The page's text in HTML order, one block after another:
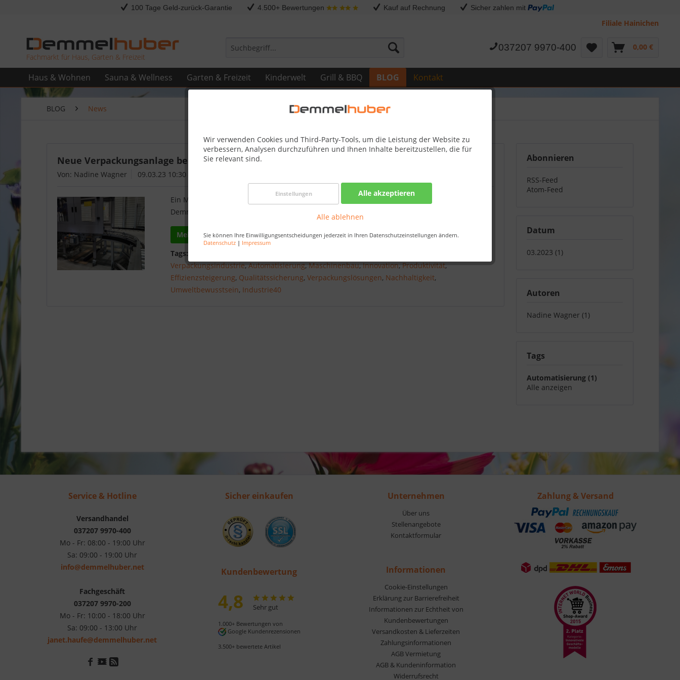
100 Tage Geld-zurück-Garantie 4.500+ Bewertungen Kauf auf Rechnung Sicher zahlen mit
Filiale Hainichen
Fachmarkt für Haus, Garten & Freizeit
037207 9970-400 0,00 €
Haus & Wohnen Sauna & Wellness Garten & Freizeit Kinderwelt Grill & BBQ BLOG Kontakt
Wir verwenden Cookies und Third-Party-Tools, um die Leistung der Website zu
verbessern, Analysen durchzuführen und Ihnen Inhalte bereitzustellen, die für
Sie relevant sind.
Einstellungen Alle akzeptieren
Alle ablehnen
Sie können Ihre Einwilligungsentscheidungen jederzeit in Ihren Datenschutzeinstellungen ändern.
Datenschutz | Impressum
BLOG News
Abonnieren
RSS-Feed
Atom-Feed
Datum
03.2023 (1)
Autoren
Nadine Wagner (1)
Tags
Automatisierung (1)
Alle anzeigen
Neue Verpackungsanlage bei Demmelhuber - jetzt noch schnellere Verpackung!
Von: Nadine Wagner 09.03.23 10:30
Ein Meilenstein in der Logistik. Schnelle und nachhaltige Verpackungsstrecke von
Demmelhuber.
Mehr lesen
Tags:
Verpackungsindustrie,Automatisierung, Maschinenbau, Innovation, Produktivität,
Effizienzsteigerung, Qualitätssicherung,Verpackungslösungen, Nachhaltigkeit,
Umweltbewusstsein, Industrie40
Service & Hotline
Versandhandel
037207 9970-400
Mo - Fr: 08:00 - 19:00 Uhr
Sa: 09:00 - 19:00 Uhr
info@demmelhuber.net
Fachgeschäft
037207 9970-200
Mo - Fr: 10:00 - 18:00 Uhr
Sa: 09:00 - 13:00 Uhr
janet.haufe@demmelhuber.net
Sicher einkaufen
Kundenbewertung
4,8 Sehr gut
1.000+ Bewertungen von
Google Kundenrezensionen
3.500+ bewertete Artikel
Unternehmen
Über uns
Stellenangebote
Kontaktformular
Informationen
Cookie-Einstellungen
Erklärung zur Barrierefreiheit
Informationen zur Echtheit von
Kundenbewertungen
Versandkosten & Lieferzeiten
Zahlungsinformationen
AGB Vermietung
AGB & Kundeninformation
Widerrufsrecht
Zahlung & Versand